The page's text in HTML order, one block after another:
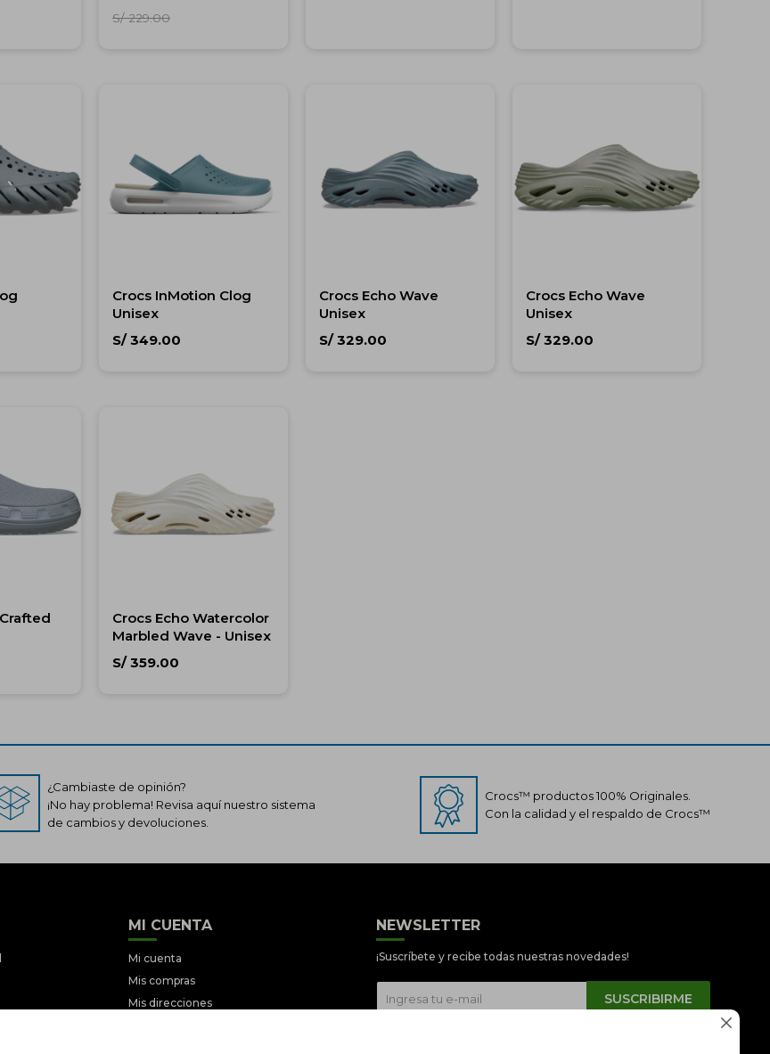

Crocs Perú
S/ 229.00
Crocs InMotion Clog
Unisex
S/ 349.00
Crocs Echo Wave
Unisex
S/ 329.00
Crocs Echo Wave
Unisex
S/ 329.00
Crocs Echo Watercolor
Marbled Wave - Unisex
S/ 359.00
¿Cambiaste de opinión?
¡No hay problema! Revisa aquí nuestro sistema
de cambios y devoluciones.
Crocs™ productos 100% Originales.
Con la calidad y el respaldo de Crocs™
MI CUENTA
Mi cuenta
Mis compras
Mis direcciones
NEWSLETTER
¡Suscríbete y recibe todas nuestras novedades!
SUSCRIBIRME